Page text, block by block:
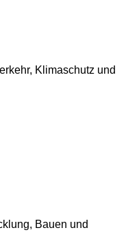
Klimaschutz und
Bauen und